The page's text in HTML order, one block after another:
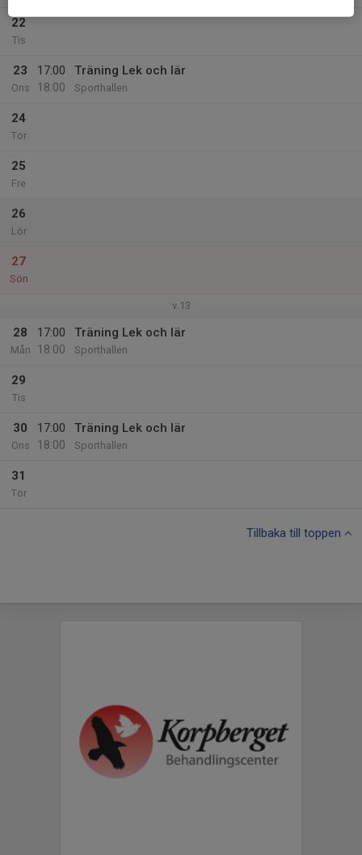
22
Tis
23
Ons
17:00
18:00
Träning Lek och lär
Sporthallen
24
Tor
25
Fre
26
Lör
27
Sön
v.13
28
Mån
17:00
18:00
Träning Lek och lär
Sporthallen
29
Tis
30
Ons
17:00
18:00
Träning Lek och lär
Sporthallen
31
Tor
Tillbaka till toppen